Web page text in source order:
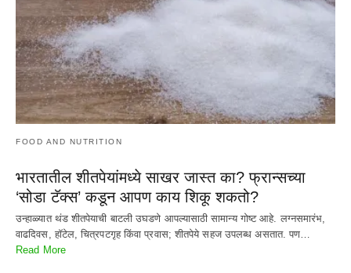
FOOD AND NUTRITION
भारतातील शीतपेयांमध्ये साखर जास्त का? फ्रान्सच्या
‘सोडा टॅक्स’ कडून आपण काय शिकू शकतो?
उन्हाळ्यात थंड शीतपेयाची बाटली उघडणे आपल्यासाठी सामान्य गोष्ट आहे. लग्नसमारंभ,
वाढदिवस, हॉटेल, चित्रपटगृह किंवा प्रवास; शीतपेये सहज उपलब्ध असतात. पण…
Read More